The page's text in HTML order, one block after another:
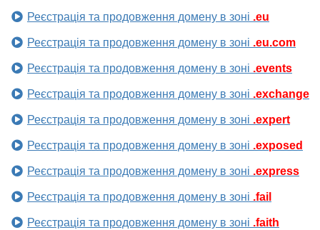
Реєстрація та продовження домену в зоні .eu
Реєстрація та продовження домену в зоні .eu.com
Реєстрація та продовження домену в зоні .events
Реєстрація та продовження домену в зоні .exchange
Реєстрація та продовження домену в зоні .expert
Реєстрація та продовження домену в зоні .exposed
Реєстрація та продовження домену в зоні .express
Реєстрація та продовження домену в зоні .fail
Реєстрація та продовження домену в зоні .faith